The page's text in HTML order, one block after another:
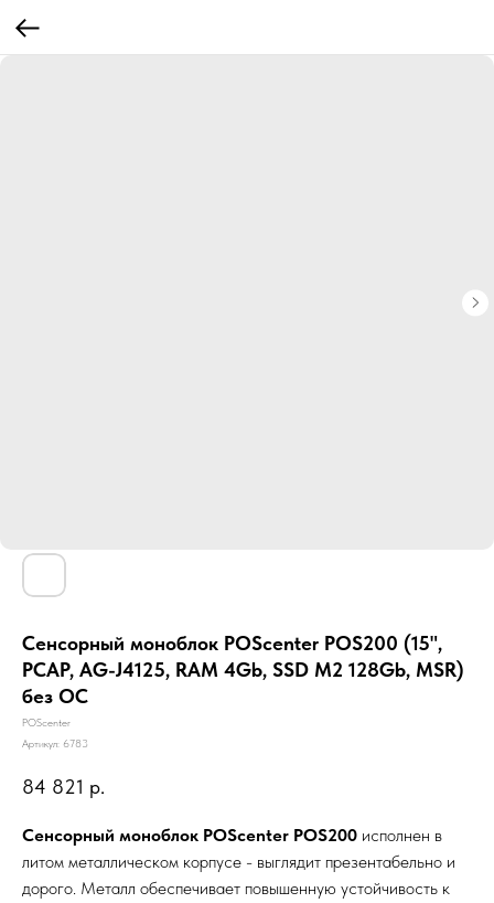
Сенсорный моноблок POScenter POS200 (15",
PCAP, AG-J4125, RAM 4Gb, SSD M2 128Gb, MSR)
без ОС
POScenter
Артикул: 6783
84 821 р.
Сенсорный моноблок POScenter POS200 исполнен в
литом металлическом корпусе - выглядит презентабельно и
дорого. Металл обеспечивает повышенную устойчивость к